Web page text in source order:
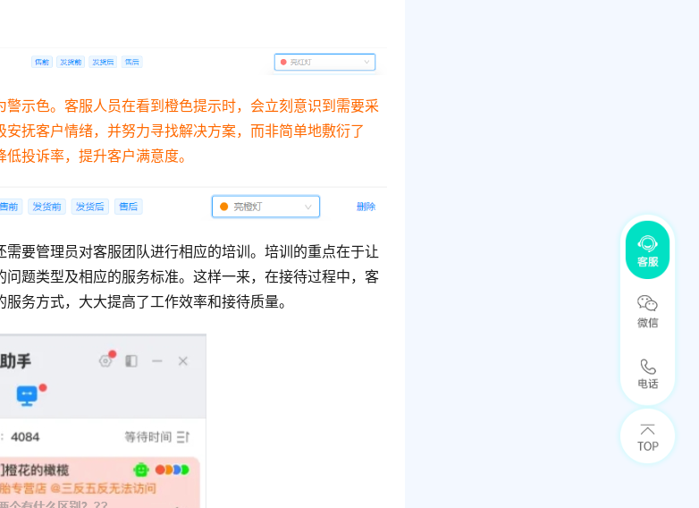
示色。客服人员在看到橙色提示时，会立刻意识到需要采
抚客户情绪，并努力寻找解决方案，而非简单地敷衍了
投诉率，提升客户满意度。
要管理员对客服团队进行相应的培训。培训的重点在于让
题类型及相应的服务标准。这样一来，在接待过程中，客
务方式，大大提高了工作效率和接待质量。